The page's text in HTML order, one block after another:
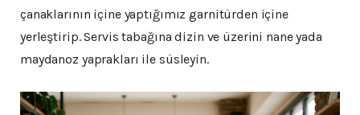
çanaklarının içine yaptığımız garnitürden içine
yerleştirip. Servis tabağına dizin ve üzerini nane yada
maydanoz yaprakları ile süsleyin.